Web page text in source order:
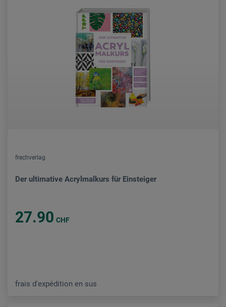
frechverlag
Der ultimative Acrylmalkurs für Einsteiger
27.90 CHF
frais d'expédition en sus